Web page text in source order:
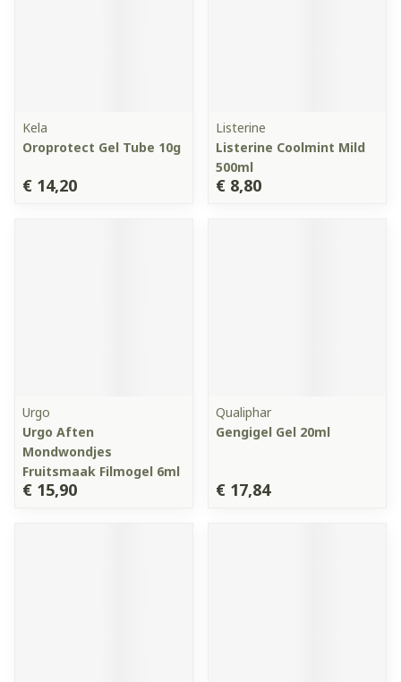
Kela
Oroprotect Gel Tube 10g
€ 14,20
Listerine
Listerine Coolmint Mild
500ml
€ 8,80
Urgo
Urgo Aften
Mondwondjes
Fruitsmaak Filmogel 6ml
€ 15,90
Qualiphar
Gengigel Gel 20ml
€ 17,84